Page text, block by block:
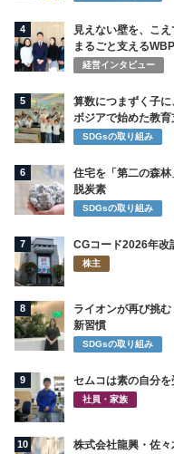
4
見えない壁を、こ
まるごと支える
経営インタビュー
5
算数につまずく子
ボジアで始めた教育
SDGsの取り組み
6
住宅を「第二の森
脱炭素
SDGsの取り組み
7 CGコード2026年改
株主
8
ライオンが再び挑
新習慣
SDGsの取り組み
9 セムコは素の自分
社員・家族
10
株式会社龍興・佐